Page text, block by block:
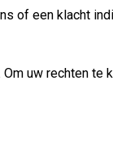
of een klacht
uw rechten te